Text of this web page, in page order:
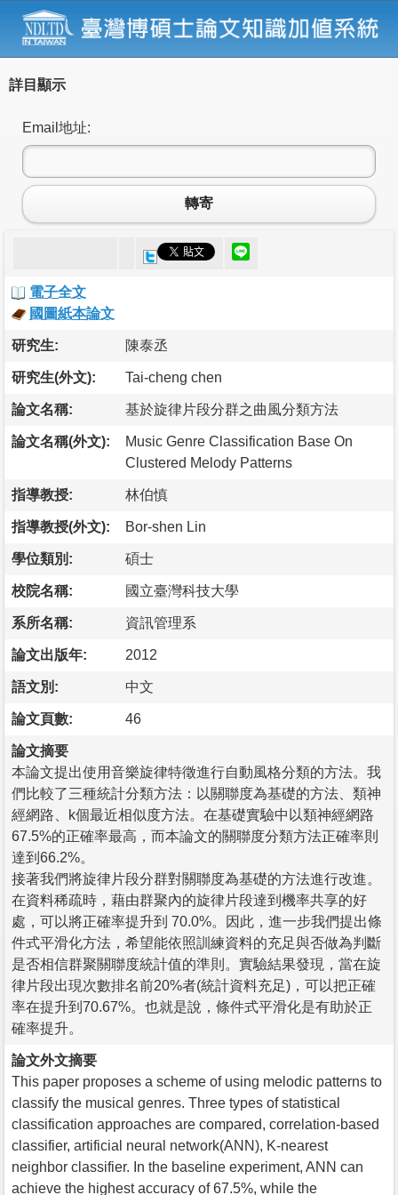
詳目顯示
Email地址:
轉寄
電子全文
國圖紙本論文
研究生: 陳泰丞
研究生(外文): Tai-cheng chen
論文名稱: 基於旋律片段分群之曲風分類方法
論文名稱(外文):
Music Genre Classification Base On
Clustered Melody Patterns
指導教授: 林伯慎
指導教授(外文): Bor-shen Lin
學位類別: 碩士
校院名稱: 國立臺灣科技大學
系所名稱: 資訊管理系
論文出版年: 2012
語文別: 中文
論文頁數: 46
論文摘要
本論文提出使用音樂旋律特徵進行自動風格分類的方法。我
們比較了三種統計分類方法：以關聯度為基礎的方法、類神
經網路、k個最近相似度方法。在基礎實驗中以類神經網路
67.5%的正確率最高，而本論文的關聯度分類方法正確率則
達到66.2%。
接著我們將旋律片段分群對關聯度為基礎的方法進行改進。
在資料稀疏時，藉由群聚內的旋律片段達到機率共享的好
處，可以將正確率提升到 70.0%。因此，進一步我們提出條
件式平滑化方法，希望能依照訓練資料的充足與否做為判斷
是否相信群聚關聯度統計值的準則。實驗結果發現，當在旋
律片段出現次數排名前20%者(統計資料充足)，可以把正確
率在提升到70.67%。也就是說，條件式平滑化是有助於正
確率提升。
論文外文摘要
This paper proposes a scheme of using melodic patterns to
classify the musical genres. Three types of statistical
classification approaches are compared, correlation-based
classifier, artificial neural network(ANN), K-nearest
neighbor classifier. In the baseline experiment, ANN can
achieve the highest accuracy of 67.5%, while the